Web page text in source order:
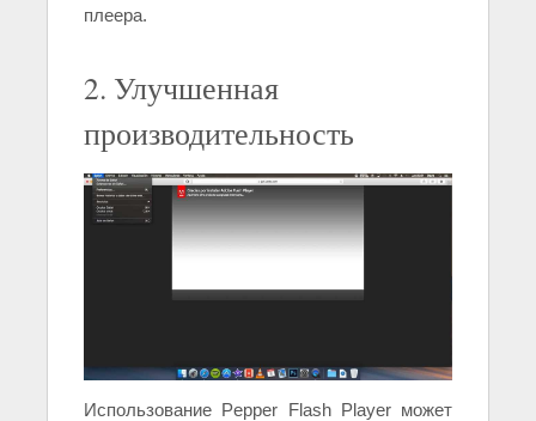
плеера.
2. Улучшенная
производительность
Использование Pepper Flash Player может